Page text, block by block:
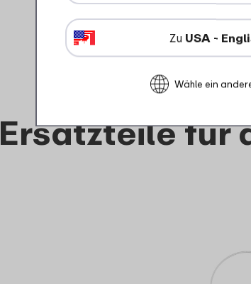
17
Details
Ersatzteile für
Zu USA -